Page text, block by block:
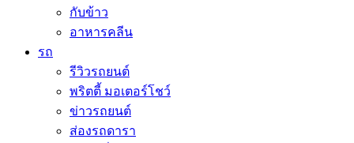
กับข้าว
อาหารคลีน
รถ
รีวิวรถยนต์
พริตตี้ มอเตอร์โชว์
ข่าวรถยนต์
ส่องรถดารา